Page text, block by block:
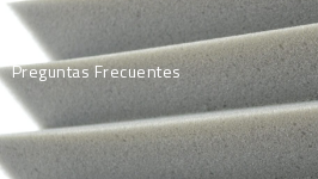
Preguntas Frecuentes